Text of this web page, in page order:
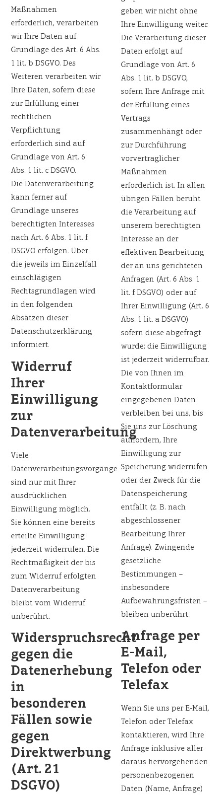
Maßnahmen
erforderlich, verarbeiten
wir Ihre Daten auf
Grundlage des Art. 6 Abs.
1 lit. b DSGVO. Des
Weiteren verarbeiten wir
Ihre Daten, sofern diese
zur Erfüllung einer
rechtlichen
Verpflichtung
erforderlich sind auf
Grundlage von Art. 6
Abs. 1 lit. c DSGVO.
Die Datenverarbeitung
kann ferner auf
Grundlage unseres
berechtigten Interesses
nach Art. 6 Abs. 1 lit. f
DSGVO erfolgen. Über
die jeweils im Einzelfall
einschlägigen
Rechtsgrundlagen wird
in den folgenden
Absätzen dieser
Datenschutzerklärung
informiert.
Widerruf
Ihrer
Einwilligung
zur
Datenverarbeitung
Viele
Datenverarbeitungsvorgänge
sind nur mit Ihrer
ausdrücklichen
Einwilligung möglich.
Sie können eine bereits
erteilte Einwilligung
jederzeit widerrufen. Die
Rechtmäßigkeit der bis
zum Widerruf erfolgten
Datenverarbeitung
bleibt vom Widerruf
unberührt.
Widerspruchsrecht
gegen die
Datenerhebung
in
besonderen
Fällen sowie
gegen
Direktwerbung
(Art. 21
DSGVO)
geben wir nicht ohne
Ihre Einwilligung weiter.
Die Verarbeitung dieser
Daten erfolgt auf
Grundlage von Art. 6
Abs. 1 lit. b DSGVO,
sofern Ihre Anfrage mit
der Erfüllung eines
Vertrags
zusammenhängt oder
zur Durchführung
vorvertraglicher
Maßnahmen
erforderlich ist. In allen
übrigen Fällen beruht
die Verarbeitung auf
unserem berechtigten
Interesse an der
effektiven Bearbeitung
der an uns gerichteten
Anfragen (Art. 6 Abs. 1
lit. f DSGVO) oder auf
Ihrer Einwilligung (Art. 6
Abs. 1 lit. a DSGVO)
sofern diese abgefragt
wurde; die Einwilligung
ist jederzeit widerrufbar.
Die von Ihnen im
Kontaktformular
eingegebenen Daten
verbleiben bei uns, bis
Sie uns zur Löschung
auffordern, Ihre
Einwilligung zur
Speicherung widerrufen
oder der Zweck für die
Datenspeicherung
entfällt (z. B. nach
abgeschlossener
Bearbeitung Ihrer
Anfrage). Zwingende
gesetzliche
Bestimmungen –
insbesondere
Aufbewahrungsfristen –
bleiben unberührt.
Anfrage per
E-Mail,
Telefon oder
Telefax
Wenn Sie uns per E-Mail,
Telefon oder Telefax
kontaktieren, wird Ihre
Anfrage inklusive aller
daraus hervorgehenden
personenbezogenen
Daten (Name, Anfrage)